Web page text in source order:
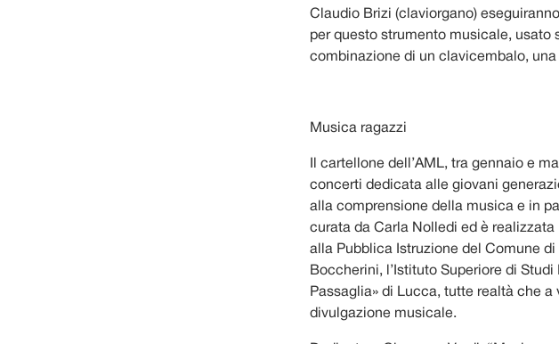
Claudio Brizi (claviorgano)
per questo strumento musicale, usato
combinazione di un clavicembalo,
Musica ragazzi
Il cartellone dell’AML, tra gennaio e
concerti dedicata alle giovani
alla comprensione della musica e in
curata da Carla Nolledi ed è
alla Pubblica Istruzione del Comune
Boccherini, l’Istituto Superiore di
Passaglia» di Lucca, tutte realtà che
divulgazione musicale.